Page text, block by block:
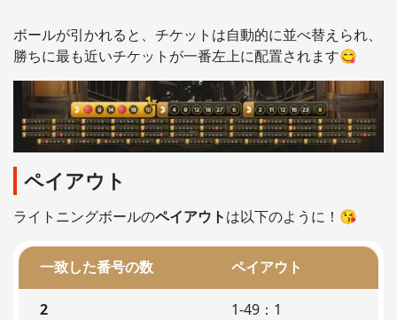
ボールが引かれると、チケットは自動的に並べ替えられ、
勝ちに最も近いチケットが一番左上に配置されます😋
ペイアウト
ライトニングボールのペイアウトは以下のように！😘
一致した番号の数 ペイアウト
2 1-49：1